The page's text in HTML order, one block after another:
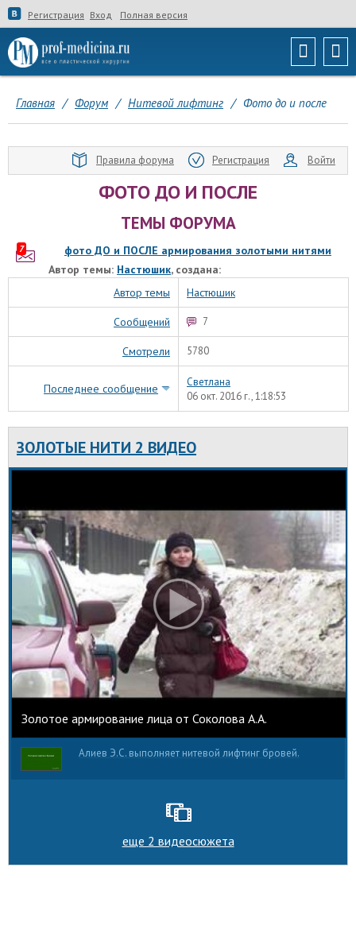
Регистрация Вход Полная версия
Главная / Форум / Нитевой лифтинг / Фото до и после
Правила форума Регистрация Войти
ФОТО ДО И ПОСЛЕ
ТЕМЫ ФОРУМА
фото ДО и ПОСЛЕ армирования золотыми нитями
Автор темы: Настюшик, создана:
7
Автор темы Настюшик
Сообщений 7
Смотрели 5780
Последнее сообщение
Светлана
06 окт. 2016 г., 1:18:53
ЗОЛОТЫЕ НИТИ 2 ВИДЕО
Золотое армирование лица от Соколова А.А.
Алиев Э.С. выполняет нитевой лифтинг бровей.
еще 2 видеосюжета